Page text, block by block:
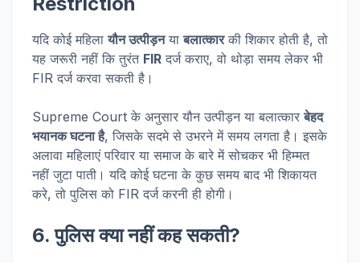
यदि कोई महिलायौन उत्पीड़नयाबलात्कारकी शिकार होती है, तो
यह जरूरी नहीं कि तुरंत FIR दर्ज कराए, वो थोड़ा समय लेकर भी
FIR दर्ज करवा सकती है।
Supreme Court के अनुसार यौन उत्पीड़न या बलात्कारबेहद
भयानक घटना है, जिसके सदमे से उभरने में समय लगता है। इसके
अलावा महिलाएं परिवार या समाज के बारे में सोचकर भी हिम्मत
नहीं जुटा पाती। यदि कोई घटना के कुछ समय बाद भी शिकायत
करे, तो पुलिस को FIR दर्ज करनी ही होगी।
6. पुलिस क्या नहीं कह सकती?